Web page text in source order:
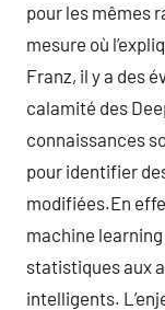
pour les mêmes
mesure où
Franz, il y a des
calamité des
connaissances
pour identifier
modifiées.En
machine learning
statistiques aux
intelligents.